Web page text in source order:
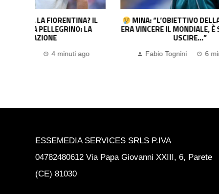
MINA: “L’OBIETTIVO DELLA COLOMBIA
ERA VINCERE IL MONDIALE, È STATA DURA
Fabio Tognini 6 minuti ago
ESSEMEDIA SERVICES SRLS P.IVA
04782480612 Via Papa Giovanni XXIII, 6, Parete
(CE) 81030